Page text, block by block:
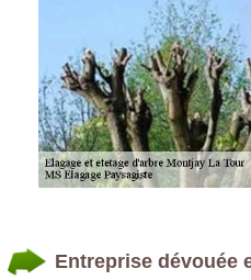
Entreprise dévouée